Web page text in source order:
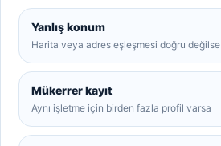
Yanlış konum
Harita veya adres eşleşmesi doğru değilse
Mükerrer kayıt
Aynı işletme için birden fazla profil varsa